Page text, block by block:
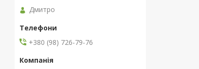
Дмитро
+380 (98) 726-79-76